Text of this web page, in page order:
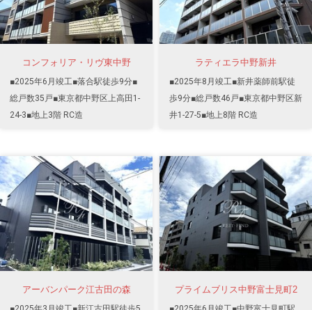
コンフォリア・リヴ東中野
■2025年6月竣工■落合駅徒歩9分■
総戸数35戸■東京都中野区上高田1-
24-3■地上3階 RC造
ラティエラ中野新井
■2025年8月竣工■新井薬師前駅徒
歩9分■総戸数46戸■東京都中野区新
井1-27-5■地上8階 RC造
アーバンパーク江古田の森 プライムブリス中野富士見町2